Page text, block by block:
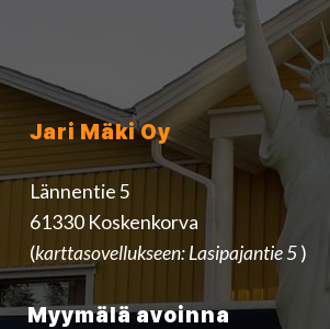
Jari Mäki Oy
Lännentie 5
61330 Koskenkorva
(karttasovellukseen: Lasipajantie 5)
Myymälä avoinna